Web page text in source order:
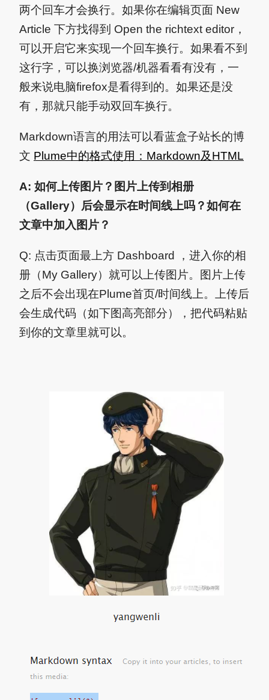
两个回车才会换行。如果你在编辑页面 New
Article 下方找得到 Open the richtext editor，
可以开启它来实现一个回车换行。如果看不到
这行字，可以换浏览器/机器看看有没有，一
般来说电脑firefox是看得到的。如果还是没
有，那就只能手动双回车换行。
Markdown语言的用法可以看蓝盒子站长的博
文 Plume中的格式使用：Markdown及HTML
A: 如何上传图片？图片上传到相册
（Gallery）后会显示在时间线上吗？如何在
文章中加入图片？
Q: 点击页面最上方 Dashboard ，进入你的相
册（My Gallery）就可以上传图片。图片上传
之后不会出现在Plume首页/时间线上。上传后
会生成代码（如下图高亮部分），把代码粘贴
到你的文章里就可以。